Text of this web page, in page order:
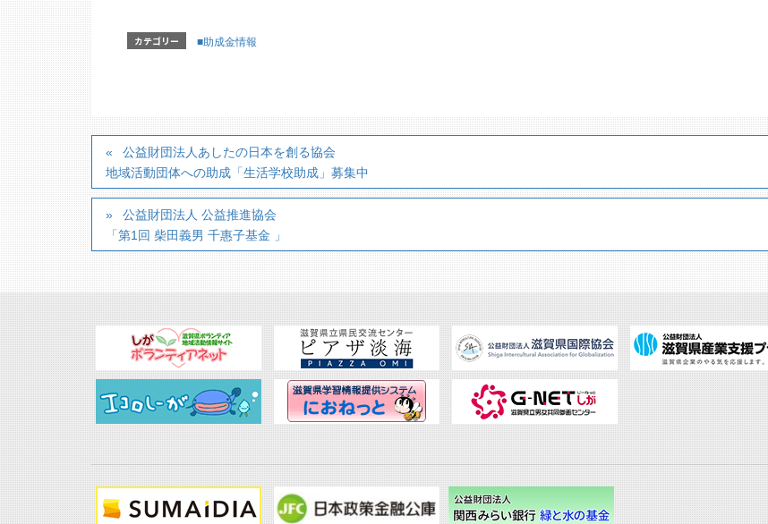
カテゴリー ■助成金情報
公益財団法人あしたの日本を創る協会
地域活動団体への助成「生活学校助成」募集中
公益財団法人 公益推進協会
「第1回 柴田義男 千惠子基金 」